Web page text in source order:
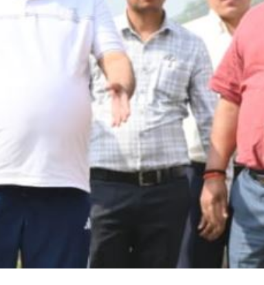
चेतावनी के बीच जिला प्रशासन अलर्ट
पर होगा सर्वे